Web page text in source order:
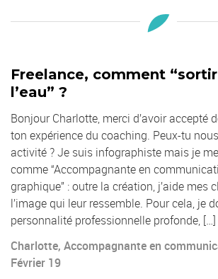
Freelance, comment
l’eau” ?
Bonjour Charlotte, merci d’avoir accepté
ton expérience du coaching. Peux-tu
activité ? Je suis infographiste mais je
comme “Accompagnante en
graphique” : outre la création, j’aide mes
l’image qui leur ressemble. Pour cela, je
personnalité professionnelle profonde, […]
Charlotte, Accompagnante en
Février 19